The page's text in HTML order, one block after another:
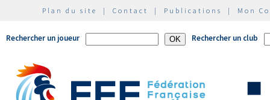
Plan du site | Contact | Publications | Mon
Rechercher un joueur Rechercher un club